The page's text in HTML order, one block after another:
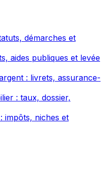
démarches et
aides publiques et levée
: livrets, assurance-
: taux, dossier,
impôts, niches et